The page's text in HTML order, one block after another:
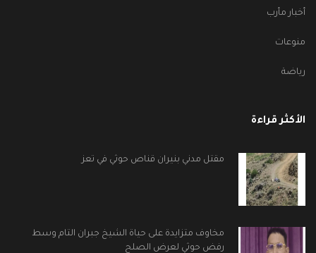
أخبار مأرب
منوعات
رياضة
الأكثر قراءة
مقتل مدني بنيران قناص حوثي في تعز
مخاوف متزايدة على حياة الشيخ جبران التام وسط
رفض حوثي لعرض الصلح